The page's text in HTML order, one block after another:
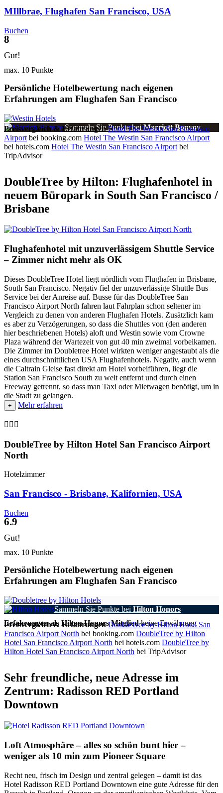
MIllbrae, Flughafen San Francisco, USA
Buchen
8
Gut!
max. 10 Punkte
Persönliche Hotelbewertung nach eigenen
Erfahrungen am Flughafen San Francisco
Sammeln Sie Punkte beiMarriott Bonvoy
Preisvergleich & Erfahrungen Hotel The Westin San Francisco
Airport bei booking.com Hotel The Westin San Francisco Airport
bei hotels.com Hotel The Westin San Francisco Airport bei
TripAdvisor
DoubleTree by Hilton: Flughafenhotel in
neuem Büropark in South San Francisco /
Brisbane
Flughafenhotel mit unzuverlässigem Shuttle Service
– Zimmer nicht mehr als OK
Dieses DoubleTree Hotel liegt nördlich vom Flughafen in Brisbane,
South San Francisco. Negativ fiel der unzuverlässige Shuttle Bus
Service bei der Anreise auf. Busse für das DoubleTree San
Francisco Airport North fahren laut Fahrplan schon seltener im
Vergleich zu denen von anderen Flughafen Hotels. Zusätzlich kam
es aber zu Verzögerungen, so dass die Shuttles von (den anderen
hier beschriebenen Hotels) aloft und Westin sowie vom Crowne
Plaza während der Wartezeit von gut 40 min zweimal vorbeikamen.
Die Zimmer im Doubletree Hotel wirkten weniger angestaubt als die
eines durchschnittlichen USA Flughafenhotels. Negativ, auch wenn
die Caltrain Gleise fast direkt am Hotel vorbeiführen, liegt die
Station San Francisco South zu weit entfernt und durch einen
Freeway getrennt, so dass man Taxi oder Mietwagen benötigt, um in
die Stadt zu gelangen.
+ Mehr erfahren

DoubleTree by Hilton Hotel San Francisco Airport
North
Hotelzimmer
San Francisco - Brisbane, Kalifornien, USA
Buchen
6.9
Gut!
max. 10 Punkte
Persönliche Hotelbewertung nach eigenen
Erfahrungen am Flughafen San Francisco
Sammeln Sie Punkte bei Hilton Honors
Erfahrungen als Hilton Honors Mitgliedkeine Erwähnung
Preisvergleich & Erfahrungen DoubleTree by Hilton Hotel San
Francisco Airport North bei booking.com DoubleTree by Hilton
Hotel San Francisco Airport North bei hotels.com DoubleTree by
Hilton Hotel San Francisco Airport North bei TripAdvisor
Sehr freundliche, neue Adresse im
Zentrum: Radisson RED Portland
Downtown
Loft Atmosphäre – alles so schön bunt hier –
weniger als 10 min zum Pioneer Square
Recht neu, frisch im Design und zentral gelegen – damit ist das
Hotel Radisson RED Portland Downtown eine gute Adresse für den